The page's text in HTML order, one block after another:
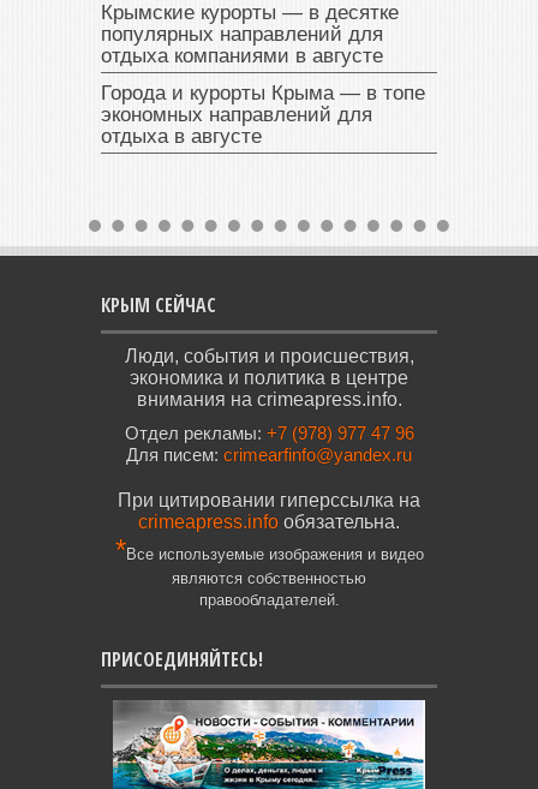
Крымские курорты — в десятке
популярных направлений для
отдыха компаниями в августе
Города и курорты Крыма — в топе
экономных направлений для
отдыха в августе
КРЫМ СЕЙЧАС
Люди, события и происшествия,
экономика и политика в центре
внимания на crimeapress.info.
Отдел рекламы: +7 (978) 977 47 96
Для писем: crimearfinfo@yandex.ru
При цитировании гиперссылка на
crimeapress.info обязательна.
*Все используемые изображения и видео
являются собственностью
правообладателей.
ПРИСОЕДИНЯЙТЕСЬ!